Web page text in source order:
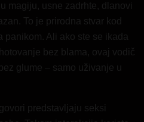
magiju, usne zadrhte, dlanovi
To je
prirodna stvar kod
panikom. Ali ako ste se ikada
bez blama, ovaj vodič
glume – samo uživanje u
predstavljaju seksi